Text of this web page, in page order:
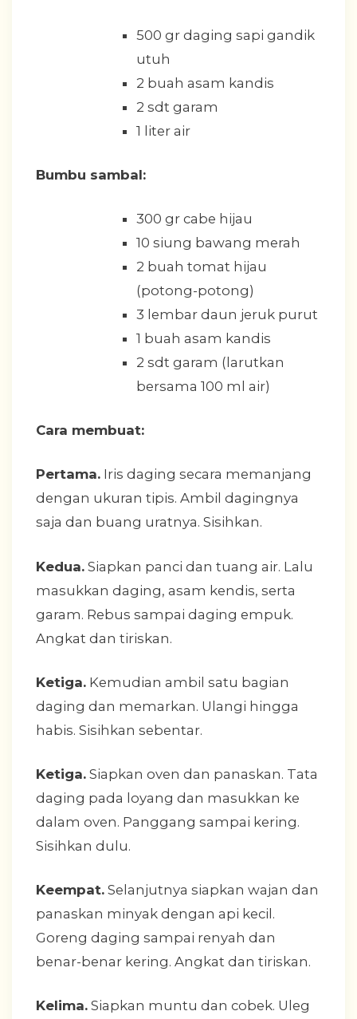
500 gr daging sapi gandik
utuh
2 buah asam kandis
2 sdt garam
1 liter air
Bumbu sambal:
300 gr cabe hijau
10 siung bawang merah
2 buah tomat hijau
(potong-potong)
3 lembar daun jeruk purut
1 buah asam kandis
2 sdt garam (larutkan
bersama 100 ml air)
Cara membuat:
Pertama. Iris daging secara memanjang
dengan ukuran tipis. Ambil dagingnya
saja dan buang uratnya. Sisihkan.
Kedua. Siapkan panci dan tuang air. Lalu
masukkan daging, asam kendis, serta
garam. Rebus sampai daging empuk.
Angkat dan tiriskan.
Ketiga. Kemudian ambil satu bagian
daging dan memarkan. Ulangi hingga
habis. Sisihkan sebentar.
Ketiga. Siapkan oven dan panaskan. Tata
daging pada loyang dan masukkan ke
dalam oven. Panggang sampai kering.
Sisihkan dulu.
Keempat. Selanjutnya siapkan wajan dan
panaskan minyak dengan api kecil.
Goreng daging sampai renyah dan
benar-benar kering. Angkat dan tiriskan.
Kelima. Siapkan muntu dan cobek. Uleg